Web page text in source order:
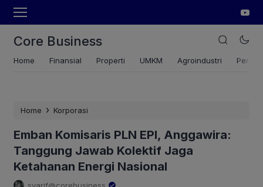
Core Business
Home Finansial Properti UMKM Agroindustri
Home › Korporasi
Emban Komisaris PLN EPI, Anggawira:
Tanggung Jawab Kolektif Jaga
Ketahanan Energi Nasional